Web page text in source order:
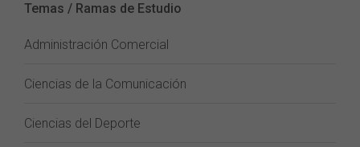
Temas / Ramas de Estudio
Administración Comercial
Ciencias de la Comunicación
Ciencias del Deporte